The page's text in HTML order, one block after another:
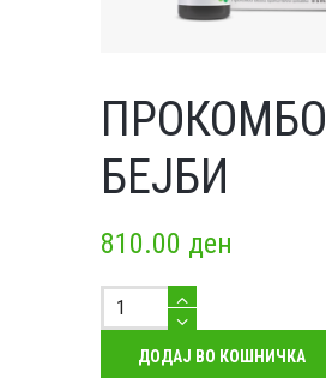
ПРОКОМБО
БЕЈБИ
810.00 ден
ПроКомбо
бејби
количество
ДОДАЈ ВО КОШНИЧКА